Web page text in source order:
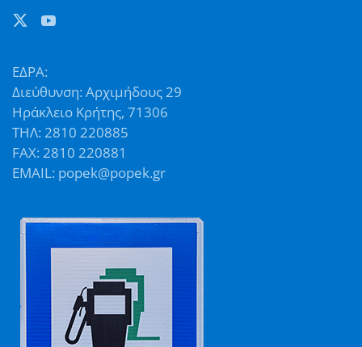
ΕΔΡΑ:
Διεύθυνση: Αρχιμήδους 29
Ηράκλειο Κρήτης, 71306
ΤΗΛ: 2810 220885
FAX: 2810 220881
EMAIL: popek@popek.gr